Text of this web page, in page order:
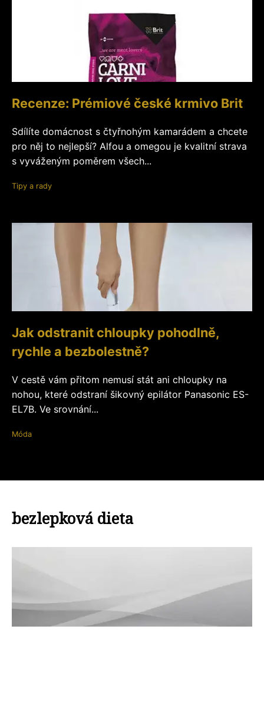
Recenze: Prémiové české krmivo Brit
Sdílíte domácnost s čtyřnohým kamarádem a chcete
pro něj to nejlepší? Alfou a omegou je kvalitní strava
s vyváženým poměrem všech...
Tipy a rady
Jak odstranit chloupky pohodlně,
rychle a bezbolestně?
V cestě vám přitom nemusí stát ani chloupky na
nohou, které odstraní šikovný epilátor Panasonic ES-
EL7B. Ve srovnání...
Móda
bezlepková dieta